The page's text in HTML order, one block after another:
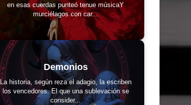
en esas cuerdas punteó tenue músicaY
murciélagos con car...
Demonios
La historia, según reza el adagio, la escriben
los vencedores. El que una sublevación se
consider...